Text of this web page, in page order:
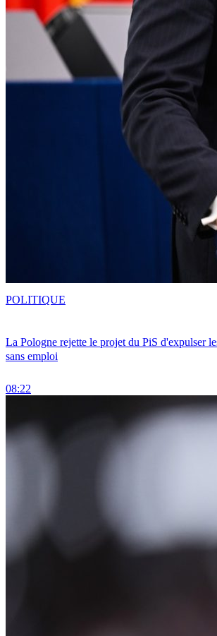
La Pologne rejette le projet du PiS d'expulser
sans emploi
08:22
POLITIQUE